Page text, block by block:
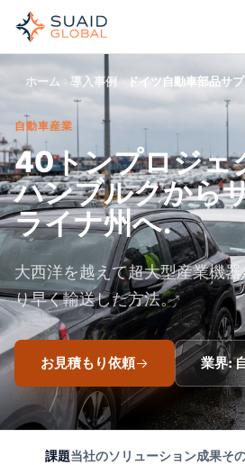
ホーム 導入事例 ドイツ自動車部品サ
自動車産業
40トンプロジェ
ハンブルクから
ライナ州へ.
大西洋を越えて超大型産業機
り早く輸送した方法。
お見積もり依頼 業界:
課題当社のソリューション成果そ